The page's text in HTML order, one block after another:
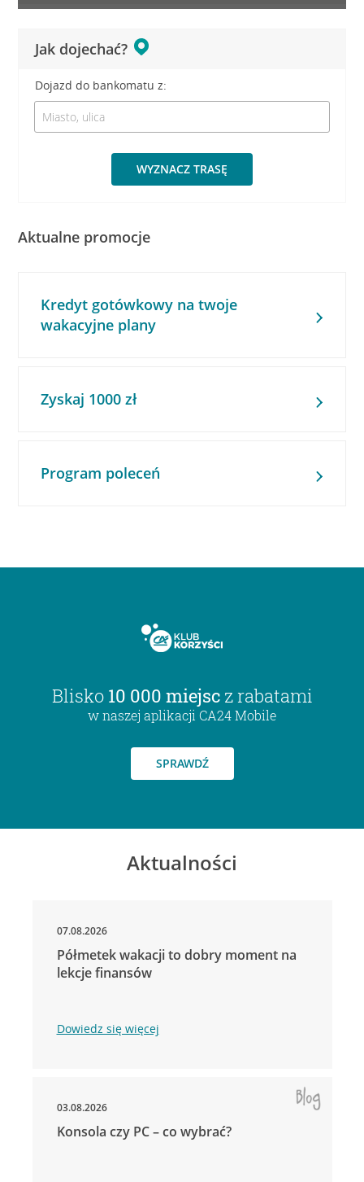
Jak dojechać?
Dojazd do bankomatu z:
WYZNACZ TRASĘ
Aktualne promocje
Kredyt gotówkowy na twoje
wakacyjne plany
Zyskaj 1000 zł
Program poleceń
Blisko 10 000 miejsc z rabatami
w naszej aplikacji CA24 Mobile
SPRAWDŹ
Aktualności
07.08.2026
Półmetek wakacji to dobry moment na
lekcje finansów
Dowiedz się więcej
03.08.2026
Konsola czy PC – co wybrać?